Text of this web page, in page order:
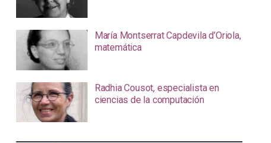
María Montserrat Capdevila d’Oriola,
matemática
Radhia Cousot, especialista en
ciencias de la computación